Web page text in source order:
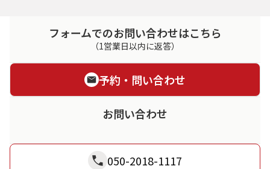
フォームでのお問い合わせはこちら
（1営業日以内に返答）
予約・問い合わせ
お問い合わせ
050-2018-1117